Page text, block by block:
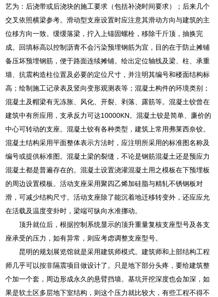
艺为：后浇带或后浇块的施工要求（包括补浇时间要求）；后来几个
交叉依照横梁参考。滑动型支座设置时应注意其滑动方向与建筑的主
位移方向一致。缓缓落梁，拧入上锚固螺栓，移除千斤顶，抽换完
成。回填标高以控制沥青不会污染预埋钢筋为宜，目的在于防止摊铺
备压坏预埋钢筋，便于路面连续摊铺。绘出定位轴线及梁、柱、承重
墙、抗震构造柱位置及必要的定位尺寸，并注明其编号和楼面结构标
高；绘制施工记录表及竖向变形观测表等；混凝土构件的环境类别；
混凝土及帽梁有无冻胀、风化、开裂、剥落、露筋等。混凝土铰曾在
建筑中有所应用，支承反力可达10000KN。混凝土铰是简单、廉价的
中心可转动的支座。混凝土铰有各种类型，建筑上常用弗莱西奈铰。
混凝土结构采用平面整体表示方法时，应注明所采用的标准图名称及
编号或提供标准图。混凝土梁的裂缝，不论是钢筋混凝土还是预应力
混凝土都是普遍存在的。混凝土设置浇灌混凝土用之模板在下预埋板
的周边设置模板。活动支座采用聚四乙烯加硅脂与精轧不锈钢板对
滑，可减少结构尺寸。活动支座除了能沉着地迁移转变外，还应应允
在活载及温度变卦时，梁端可纵向水准挪动。
顶升就位后，根据控制系统显示的顶升重量复核支座型号及各支
座承受的压力，如有异常，则应考虑调整支座型号。
昆明的规划展览馆就是采用建筑师模式。建筑师和上部结构工程
师几乎可以按非隔震项目做设计了。只是地下部分头疼，要给建筑整
个加一个套，周边形成永久的悬臂挡墙。基坑开挖深度也会加深，如
果是软土区多层地下室结构，则这个压力就比较大，有些工程不得不